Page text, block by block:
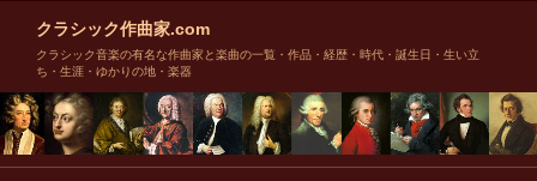
クラシック作曲家.com
クラシック音楽の有名な作曲家と楽曲の一覧・作品・経歴・時代・誕生日・生い立
ち・生涯・ゆかりの地・楽器